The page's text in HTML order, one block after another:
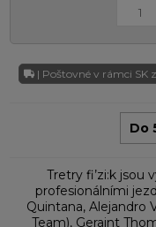
| Poštovné v rámci SK
Do
Tretry fi’zi:k jsou
profesionálními
Quintana, Alejandro
Team), Geraint